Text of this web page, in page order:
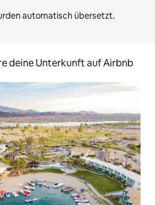
deine Unterkunft auf Airbnb